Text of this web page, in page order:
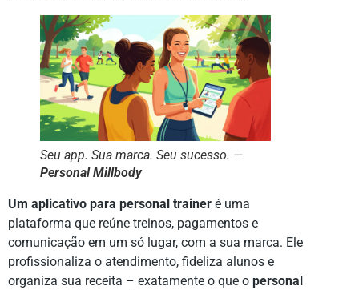
Seu app. Sua marca. Seu sucesso. —
Personal Millbody
Um aplicativo para personal trainer é uma
plataforma que reúne treinos, pagamentos e
comunicação em um só lugar, com a sua marca. Ele
profissionaliza o atendimento, fideliza alunos e
organiza sua receita – exatamente o que o personal